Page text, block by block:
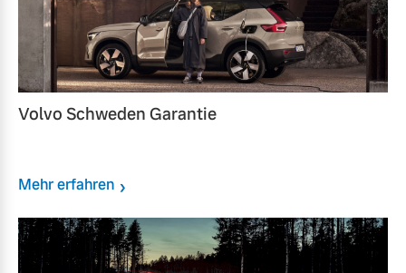
Volvo Schweden Garantie
Mehr erfahren